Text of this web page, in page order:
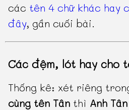
các tên 4 chữ khác hay
đây, gần cuối bài.
Các đệm, lót hay cho
Thống kê: xét riêng
cùng tên Tân thì Anh Tân